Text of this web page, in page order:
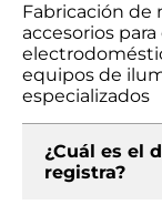
Fabricación de
accesorios
equipos de
especializados
¿Cuál es el
registra?